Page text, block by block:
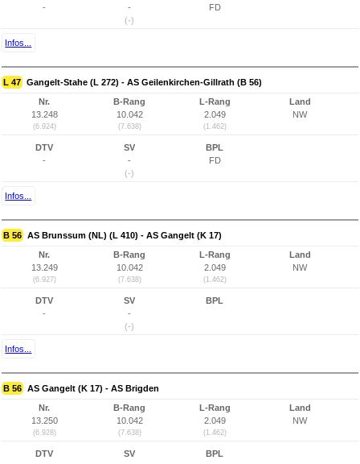
-
-
(-)
FD
Infos...
L 47 Gangelt-Stahe (L 272) - AS Geilenkirchen-Gillrath (B 56)
Nr.
13.248
(6.924)
B-Rang
10.042
(7.638)
L-Rang
2.049
(1.462)
Land
NW
DTV
-
SV
-
(-)
BPL
FD
Infos...
B 56 AS Brunssum (NL) (L 410) - AS Gangelt (K 17)
Nr.
13.249
(6.927)
B-Rang
10.042
(7.638)
L-Rang
2.049
(1.462)
Land
NW
DTV
-
SV
-
(-)
BPL
Infos...
B 56 AS Gangelt (K 17) - AS Brigden
Nr.
13.250
(6.928)
B-Rang
10.042
(7.638)
L-Rang
2.049
(1.462)
Land
NW
DTV
SV
BPL